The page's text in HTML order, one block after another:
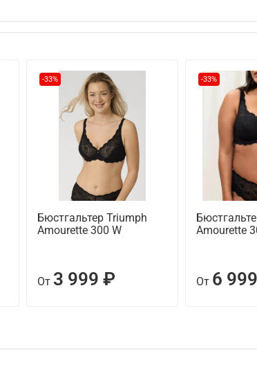
-33%
Бюстгальтер Triumph
Amourette 300 W
От 3 999 ₽
-33%
Amourette
От 6